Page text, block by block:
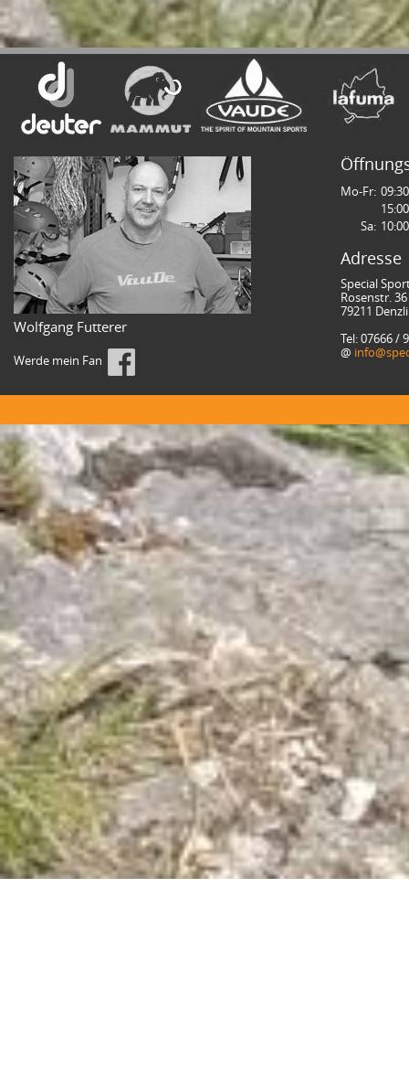
Wolfgang Futterer
Werde mein Fan
Mo-Fr:
Sa:
Adresse
Special
Rosenstr. 36
79211
Tel: 07666 /
@